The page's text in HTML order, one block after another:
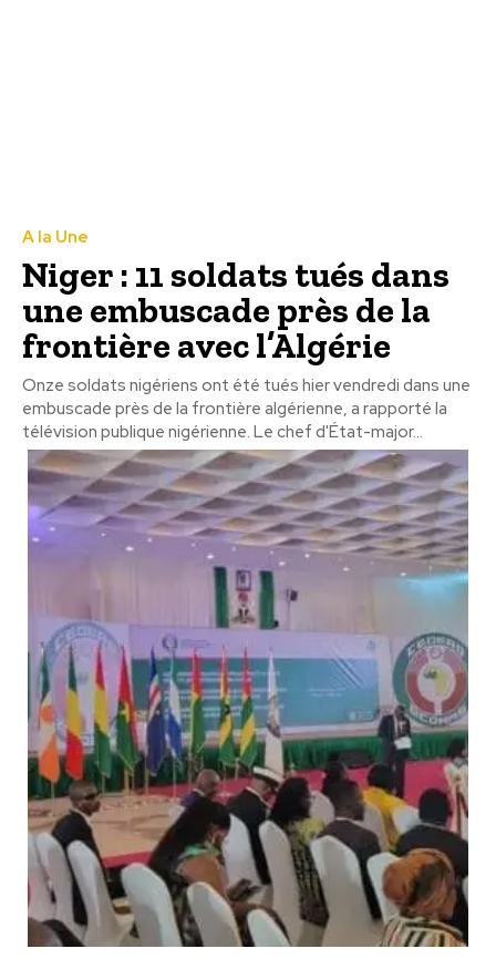
A la Une
Niger : 11 soldats tués dans
une embuscade près de la
frontière avec l’Algérie
Onze soldats nigériens ont été tués hier vendredi dans une
embuscade près de la frontière algérienne, a rapporté la
télévision publique nigérienne. Le chef d'État-major...